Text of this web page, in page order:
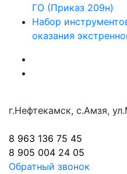
ГО (Приказ 209н)
Набор
оказания
г.Нефтекамск, с.Амзя,
8 963 136 75 45
8 905 004 24 05
Обратный звонок